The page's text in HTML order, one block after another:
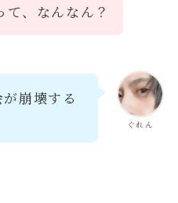
て、なんなん？
ぐれん
崩壊する